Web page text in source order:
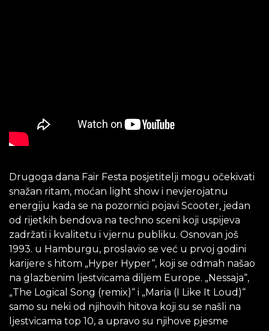
Drugoga dana Fair Festa posjetitelji mogu očekivati
snažan ritam, moćan light show i nevjerojatnu
energiju kada se na pozornici pojavi Scooter, jedan
od rijetkih bendova na techno sceni koji uspijeva
zadržati i kvalitetu i vjernu publiku. Osnovan još
1993. u Hamburgu, proslavio se već u prvoj godini
karijere s hitom „Hyper Hyper“, koji se odmah našao
na glazbenim ljestvicama diljem Europe. „Nessaja“,
„The Logical Song (remix)“ i „Maria (I Like It Loud)“
samo su neki od njihovih hitova koji su se našli na
ljestvicama top 10, a upravo su njihove pjesme